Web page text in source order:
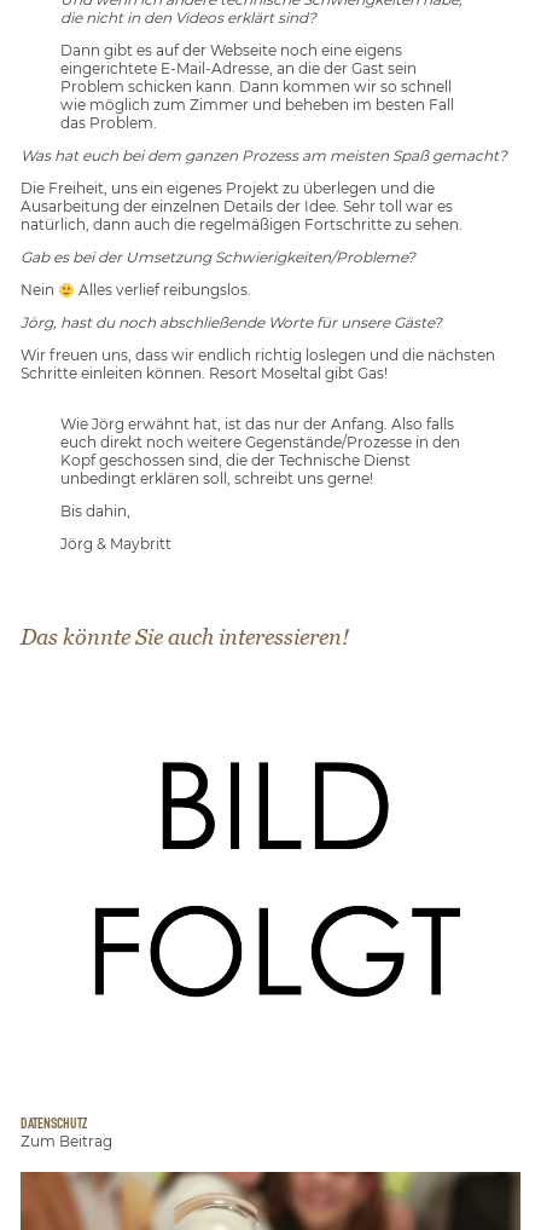
die nicht in den Videos erklärt sind?
Dann gibt es auf der Webseite noch eine eigens
eingerichtete E-Mail-Adresse, an die der Gast sein
Problem schicken kann. Dann kommen wir so schnell
wie möglich zum Zimmer und beheben im besten Fall
das Problem.
Was hat euch bei dem ganzen Prozess am meisten Spaß gemacht?
Die Freiheit, uns ein eigenes Projekt zu überlegen und die
Ausarbeitung der einzelnen Details der Idee. Sehr toll war es
natürlich, dann auch die regelmäßigen Fortschritte zu sehen.
Gab es bei der Umsetzung Schwierigkeiten/Probleme?
Nein
Alles verlief reibungslos.
Jörg, hast du noch abschließende Worte für unsere Gäste?
Wir freuen uns, dass wir endlich richtig loslegen und die nächsten
Schritte einleiten können. Resort Moseltal gibt Gas!
Wie Jörg erwähnt hat, ist das nur der Anfang. Also falls
euch direkt noch weitere Gegenstände/Prozesse in den
Kopf geschossen sind, die der Technische Dienst
unbedingt erklären soll,schreibt uns gerne!
Bis dahin,
Jörg & Maybritt
Das könnte Sie auch interessieren!
DATENSCHUTZ
Zum Beitrag